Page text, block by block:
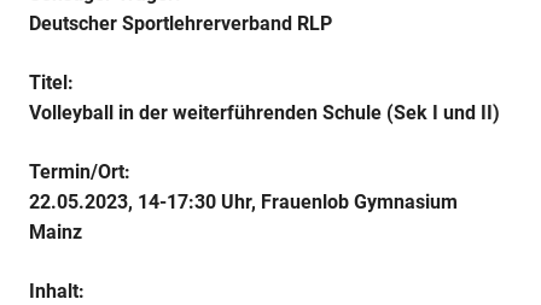
II)
Deutscher Sportlehrerverband RLP
Titel:
Volleyball in der weiterführenden Schule (Sek I und II)
Termin/Ort:
22.05.2023, 14-17:30 Uhr, Frauenlob Gymnasium
Mainz
Inhalt: